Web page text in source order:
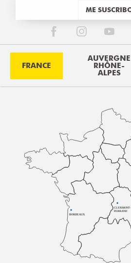
ME
FRANCE
AUVERGNE
RHÔNE-
ALPES
BORDEAUX
CLERMONT-
FERRAND